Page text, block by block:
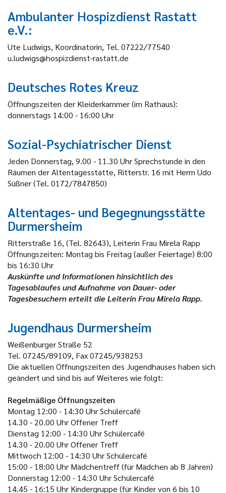
Ambulanter Hospizdienst Rastatt
e.V.:
Ute Ludwigs, Koordinatorin, Tel. 07222/77540
u.ludwigs@hospizdienst-rastatt.de
Deutsches Rotes Kreuz
Öffnungszeiten der Kleiderkammer (im Rathaus):
donnerstags 14:00 - 16:00 Uhr
Sozial-Psychiatrischer Dienst
Jeden Donnerstag, 9.00 - 11.30 Uhr Sprechstunde in den
Räumen der Altentagesstätte, Ritterstr. 16 mit Herrn Udo
Süßner (Tel. 0172/7847850)
Altentages- und Begegnungsstätte
Durmersheim
Ritterstraße 16, (Tel. 82643), Leiterin Frau Mirela Rapp
Öffnungszeiten: Montag bis Freitag (außer Feiertage) 8:00
bis 16:30 Uhr
Auskünfte und Informationen hinsichtlich des
Tagesablaufes und Aufnahme von Dauer- oder
Tagesbesuchern erteilt die Leiterin Frau Mirela Rapp.
Jugendhaus Durmersheim
Weißenburger Straße 52
Tel. 07245/89109, Fax 07245/938253
Die aktuellen Öffnungszeiten des Jugendhauses haben sich
geändert und sind bis auf Weiteres wie folgt:
Regelmäßige Öffnungszeiten
Montag 12:00 - 14:30 UhrSchülercafé
14.30 - 20.00 UhrOffener Treff
Dienstag 12:00 - 14:30 UhrSchülercafé
14.30 - 20.00 UhrOffener Treff
Mittwoch 12:00 - 14:30 UhrSchülercafé
15:00 - 18:00 Uhr Mädchentreff (für Mädchen ab 8 Jahren)
Donnerstag 12:00 - 14:30 UhrSchülercafé
14.45 - 16:15 Uhr Kindergruppe (für Kinder von 6 bis 10